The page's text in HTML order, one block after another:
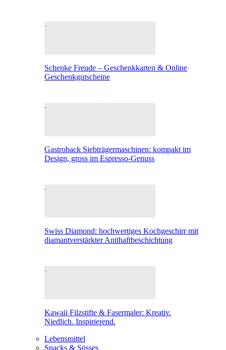
Schenke Freude – Geschenkkarten & Online
Geschenkgutscheine
Gastroback Siebträgermaschinen: kompakt im
Design, gross im Espresso-Genuss
Swiss Diamond: hochwertiges Kochgeschirr mit
diamantverstärkter Antihaftbeschichtung
Kawaii Filzstifte & Fasermaler: Kreativ.
Niedlich. Inspirierend.
Lebensmittel
Snacks & Süsses